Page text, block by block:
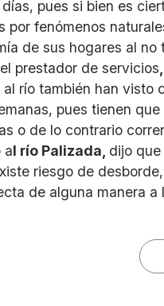
pues si bien es
por fenómenos
de sus hogares al no
prestador de servicios
al río también han visto
pues tienen
o de lo contrario
al río Palizada, dijo
riesgo de
de alguna manera a